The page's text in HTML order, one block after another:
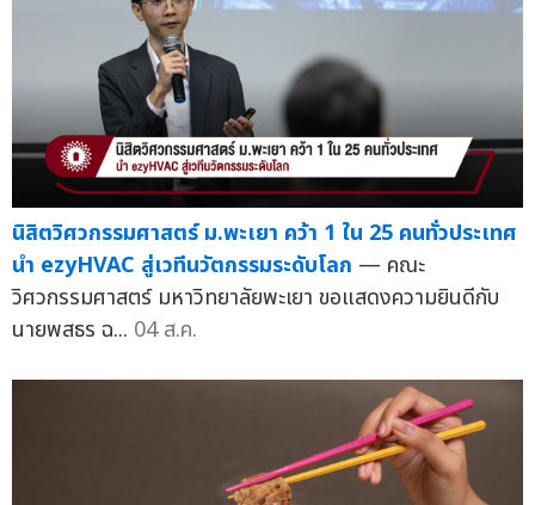
นิสิตวิศวกรรมศาสตร์ ม.พะเยา คว้า 1 ใน 25 คนทั่วประเทศ
นำ ezyHVAC สู่เวทีนวัตกรรมระดับโลก — คณะ
วิศวกรรมศาสตร์ มหาวิทยาลัยพะเยา ขอแสดงความยินดีกับ
นายพสธร ฉ... 04 ส.ค.